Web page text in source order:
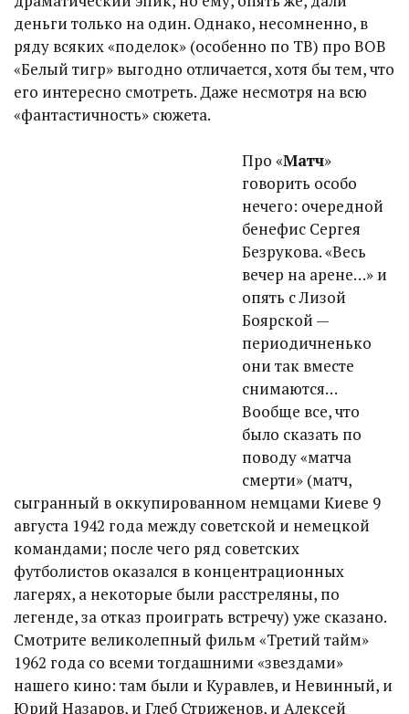
деньги только на один. Однако, несомненно, в
ряду всяких «поделок» (особенно по ТВ) про ВОВ
«Белый тигр» выгодно отличается, хотя бы тем, что
его интересно смотреть. Даже несмотря на всю
«фантастичность» сюжета.
Про «Матч»
говорить особо
нечего: очередной
бенефис Сергея
Безрукова. «Весь
вечер на арене…» и
опять с Лизой
Боярской —
периодичненько
они так вместе
снимаются…
Вообще все, что
было сказать по
поводу «матча
смерти» (матч,
сыгранный в оккупированном немцами Киеве 9
августа 1942 года между советской и немецкой
командами; после чего ряд советских
футболистов оказался в концентрационных
лагерях, а некоторые были расстреляны, по
легенде, за отказ проиграть встречу) уже сказано.
Смотрите великолепный фильм «Третий тайм»
1962 года со всеми тогдашними «звездами»
нашего кино: там были и Куравлев, и Невинный, и
Юрий Назаров, и Глеб Стриженов, и Алексей